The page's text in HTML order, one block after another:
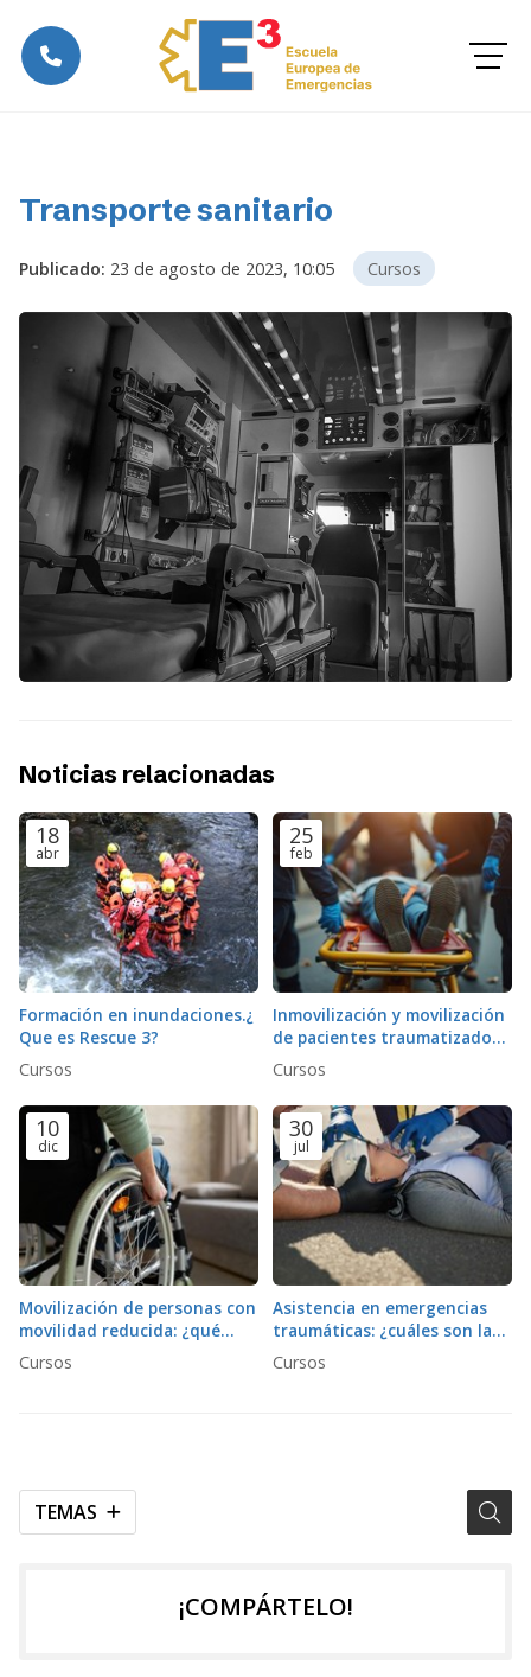
Transporte sanitario
Publicado: 23 de agosto de 2023, 10:05 Cursos
TEMAS
Noticias relacionadas
18
abr
Formación en inundaciones.¿
Que es Rescue 3?
Cursos
25
feb
Inmovilización y movilización
de pacientes traumatizados:
¿Qué técnicas minimizan el
riesgo de lesiones
secundarias?
Cursos
10
dic
Movilización de personas con
movilidad reducida: ¿qué
protocolos y equipos son
necesarios?
Cursos
30
jul
Asistencia en emergencias
traumáticas: ¿cuáles son las
prioridades en la atención
inicial?
Cursos
¡COMPÁRTELO!